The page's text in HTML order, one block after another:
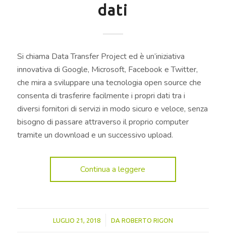
dati
Si chiama Data Transfer Project ed è un’iniziativa
innovativa di Google, Microsoft, Facebook e Twitter,
che mira a sviluppare una tecnologia open source che
consenta di trasferire facilmente i propri dati tra i
diversi fornitori di servizi in modo sicuro e veloce, senza
bisogno di passare attraverso il proprio computer
tramite un download e un successivo upload.
Continua a leggere
LUGLIO 21, 2018
/ DA ROBERTO RIGON